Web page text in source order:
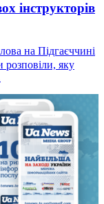
інструкторів
на Підгаєччині
яку